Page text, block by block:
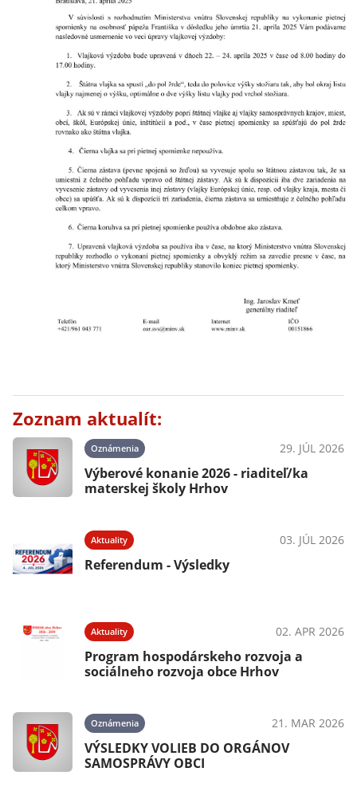
Zoznam aktualít:
Oznámenia 29. JÚL 2026
Výberové konanie 2026 - riaditeľ/ka
materskej školy Hrhov
Aktuality 03. JÚL 2026
Referendum - Výsledky
Aktuality 02. APR 2026
Program hospodárskeho rozvoja a
sociálneho rozvoja obce Hrhov
Oznámenia 21. MAR 2026
VÝSLEDKY VOLIEB DO ORGÁNOV
SAMOSPRÁVY OBCI